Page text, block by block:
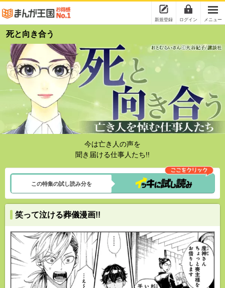
新規登録 ログイン メニュー
死と向き合う
今は亡き人の声を
聞き届ける仕事人たち!!
この特集の試し読み分を
笑って泣ける葬儀漫画!!